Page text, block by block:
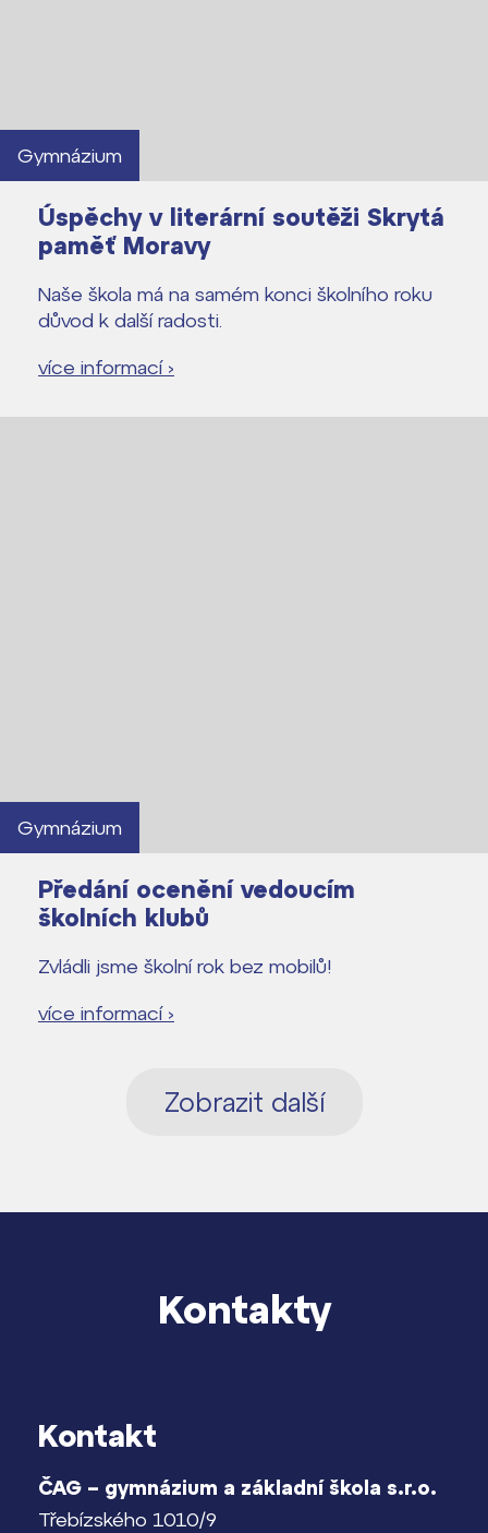
Gymnázium
Úspěchy v literární soutěži Skrytá
paměť Moravy
Naše škola má na samém konci školního roku
důvod k další radosti.
více informací ›
Gymnázium
Předání ocenění vedoucím
školních klubů
Zvládli jsme školní rok bez mobilů!
více informací ›
Zobrazit další
Proč se stát studentem Gymnázia
Kontakt
Kontakty
Kontakt
ČAG – gymnázium a základní škola s.r.o.
Třebízského 1010/9